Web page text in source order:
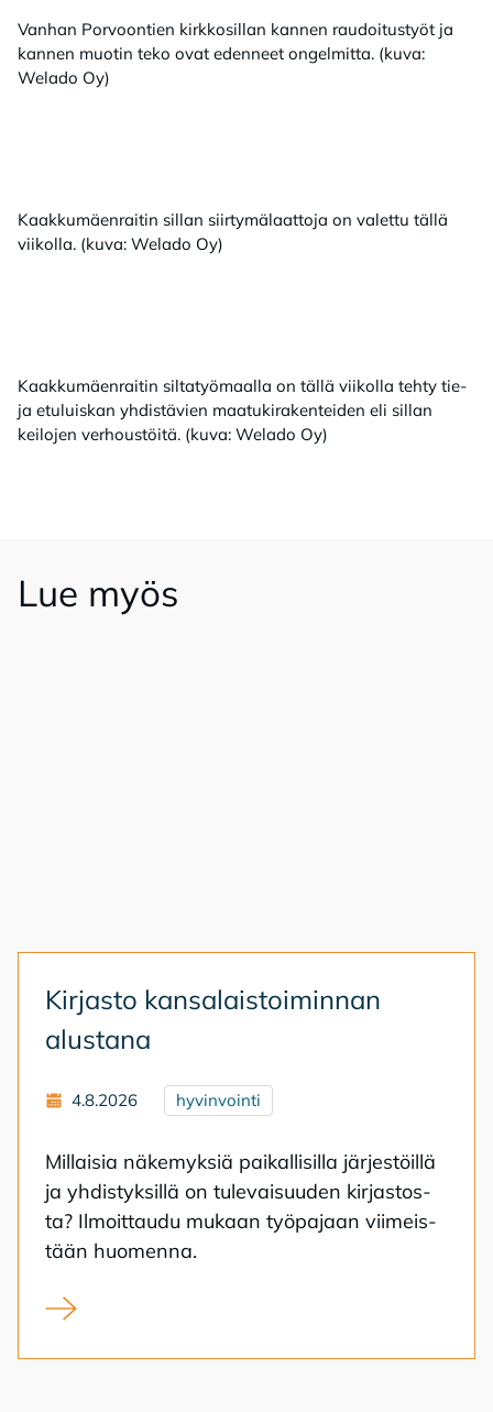
Vanhan Porvoontien kirkkosillan kannen raudoitustyöt ja
kannen muotin teko ovat edenneet ongelmitta. (kuva:
Welado Oy)
Kaakkumäenraitin sillan siirtymälaattoja on valettu tällä
viikolla. (kuva: Welado Oy)
Kaakkumäenraitin siltatyömaalla on tällä viikolla tehty tie-
ja etuluiskan yhdistävien maatukirakenteiden eli sillan
keilojen verhoustöitä. (kuva: Welado Oy)
Lue myös
Kir­jas­to kan­sa­lais­toi­min­nan
alus­ta­na
4.8.2026 hyvinvointi
Mil­lai­sia nä­ke­myk­siä pai­kal­li­sil­la jär­jes­töil­lä
ja yh­dis­tyk­sil­lä on tu­le­vai­suu­den kir­jas­tos­
ta? Il­moit­tau­du mu­kaan työ­pa­jaan vii­meis­
tään huo­men­na.
Kirjasto kansalaistoiminnan alustana